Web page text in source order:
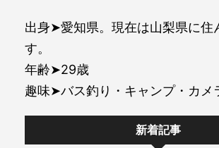
出身➤愛知県。現在は山梨県に住
す。
年齢➤29歳
趣味➤バス釣り・キャンプ・カメ
新着記事